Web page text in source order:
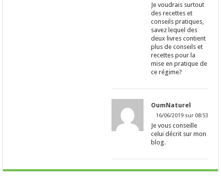
Je voudrais surtout
des recettes et
conseils pratiques,
savez lequel des
deux livres contient
plus de conseils et
recettes pour la
mise en pratique de
ce régime?
OumNaturel
16/06/2019 sur 08:53
Je vous conseille
celui décrit sur mon
blog.